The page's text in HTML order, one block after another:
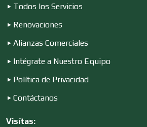
Todos los Servicios
Renovaciones
Alianzas Comerciales
Intégrate a Nuestro Equipo
Política de Privacidad
Contáctanos
Visítas: